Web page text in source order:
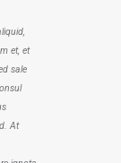
et, et
sale
At